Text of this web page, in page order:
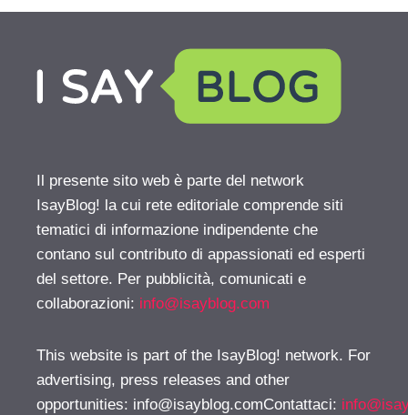
Il presente sito web è parte del network
IsayBlog! la cui rete editoriale comprende siti
tematici di informazione indipendente che
contano sul contributo di appassionati ed esperti
del settore. Per pubblicità, comunicati e
collaborazioni: info@isayblog.com
This website is part of the IsayBlog! network. For
advertising, press releases and other
opportunities: info@isayblog.comContattaci: